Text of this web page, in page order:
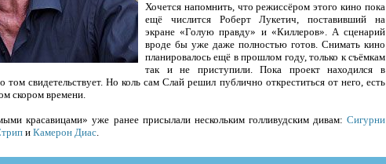
Хочется напомнить, что режиссёром этого кино пока
ещё числится Роберт Лукетич, поставивший на
экране «Голую правду» и «Киллеров». А сценарий
вроде бы уже даже полностью готов. Снимать кино
планировалось ещё в прошлом году, только к съёмкам
так и не приступили. Пока проект находился в
том свидетельствует. Но коль сам Слай решил публично откреститься от него, есть
скором времени.
красавицами» уже ранее присылали нескольким голливудским дивам: Сигурни
и Камерон Диас.